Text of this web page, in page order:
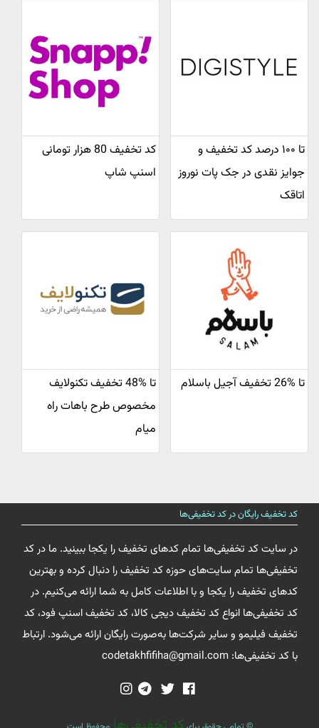
تا ۱۰۰ درصد کد تخفیف و
جوایز نقدی در جک پات نوروز
اتاقک
کد تخفیف 80 هزار تومانی
اسنپ شاپ
تا %26 تخفیف آجیل باسلام
تا %48 تخفیف تکنولایف
مخصوص طرح باهات راه
میام
کد تخفیف رایگان در کد تخفیفی‌ها
در سایت کد تخفیفی‌ها تمام کدهای تخفیف را یکجا ببینید. ما در کد
تخفیفی‌ها تمام سایت‌های حوزه کد تخفیف را دنبال کرده و بهترین
کدهای تخفیف را یکجا و با اطلاعات کامل به شما ارائه می‌کنیم. در
کد تخفیفی‌ها انواع کد تخفیف دیجی کالا، کد تخفیف اسنپ فود، کد
تخفیف فیلیمو و سایر شرکت‌ها به‌صورت رایگان ارائه می‌شود. ارتباط
با کد تخفیفی‌ها: codetakhfifiha@gmail.com